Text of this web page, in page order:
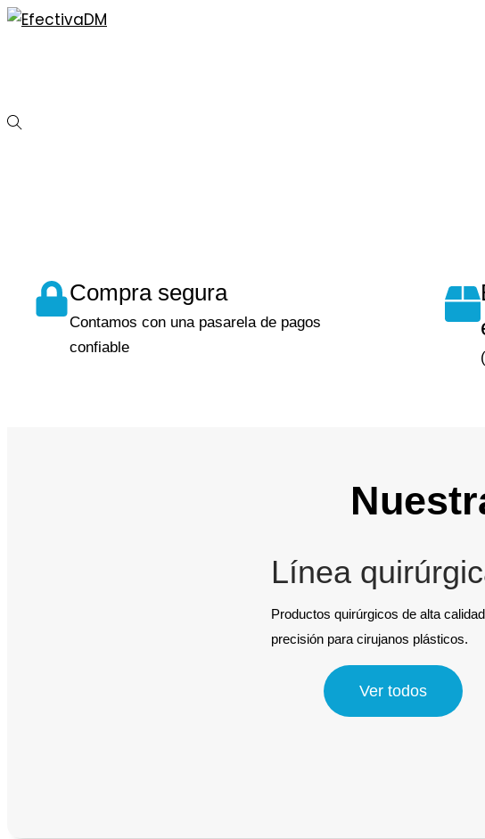
Compra segura
Contamos con una pasarela de pagos
confiable
Línea
Productos quirúrgicos de alta
precisión para cirujanos plásticos.
Ver todos